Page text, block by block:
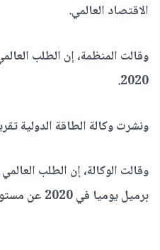
الاقتصاد العالمي.
2020
.
ونشرت وكالة الطاقة الدولية
برميل يوميا في 2020 عن مستواه في 2019